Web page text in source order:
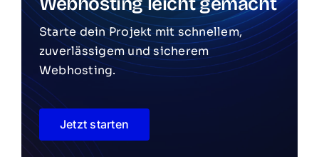
Starte dein Projekt mit schnellem,
zuverlässigem und sicherem
Webhosting.
Jetzt starten